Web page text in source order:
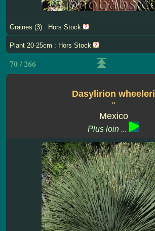
Graines (3) : Hors Stock
Plant 20-25cm : Hors Stock
70 / 266
Dasylirion wheeleri
''
Mexico
Plus loin ...